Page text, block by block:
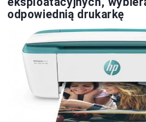
odpowiednią drukarkę